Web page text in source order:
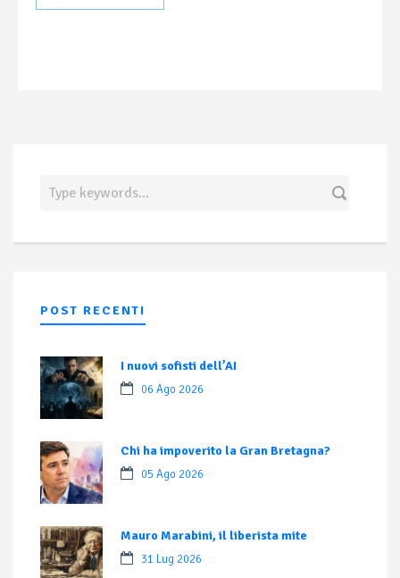
POST RECENTI
I nuovi sofisti dell’AI
06 Ago 2026
Chi ha impoverito la Gran Bretagna?
05 Ago 2026
Mauro Marabini, il liberista mite
31 Lug 2026